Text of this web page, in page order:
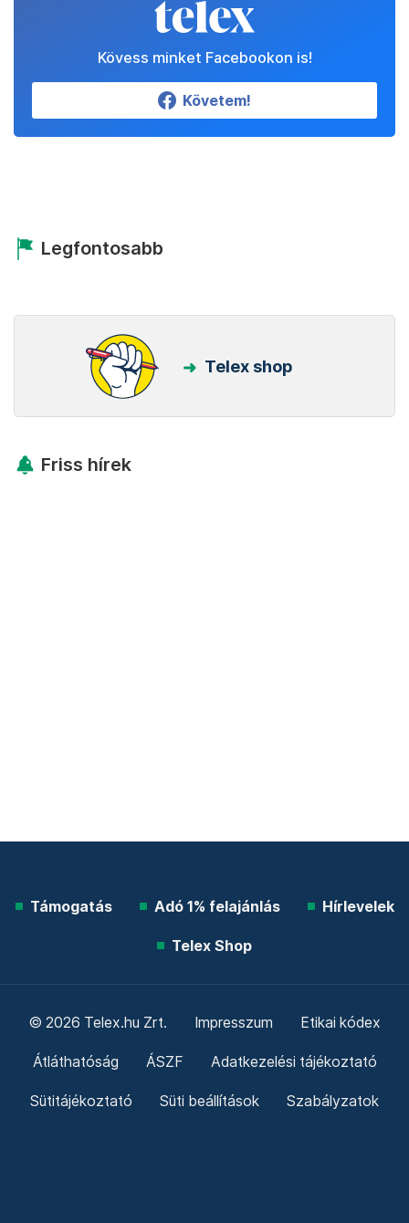
Kövess minket Facebookon is!
Követem!
Legfontosabb
Telex shop
Friss hírek
Támogatás Adó 1% felajánlás Hírlevelek
Telex Shop
© 2026 Telex.hu Zrt. Impresszum Etikai kódex
Átláthatóság ÁSZF Adatkezelési tájékoztató
Sütitájékoztató Süti beállítások Szabályzatok